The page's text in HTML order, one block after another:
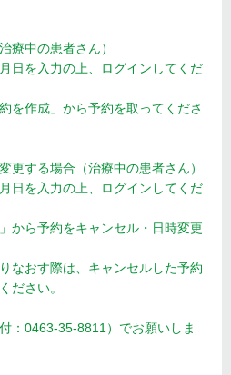
療中の患者さん）
日を入力の上、ログインしてくだ
を作成」から予約を取ってくださ
する場合（治療中の患者さん）
日を入力の上、ログインしてくだ
から予約をキャンセル・日時変更
なおす際は、キャンセルした予約
ださい。
：0463-35-8811）でお願いしま